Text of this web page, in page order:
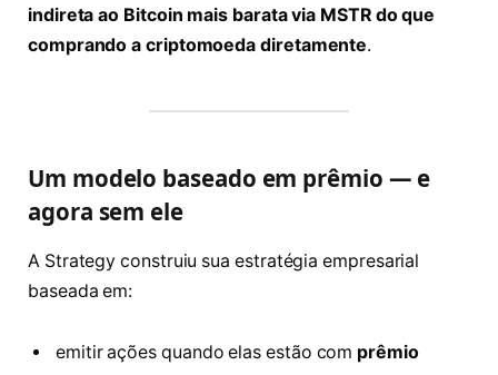
indireta ao Bitcoin mais barata via MSTR do que
comprando a criptomoeda diretamente.
Um modelo baseado em prêmio — e
agora sem ele
A Strategy construiu sua estratégia empresarial
baseada em:
emitir ações quando elas estão com prêmio